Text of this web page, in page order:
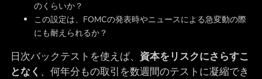
のくらいか？
この設定は、FOMCの発表時やニュースによる急変動の際
にも耐えられるか？
日次バックテストを使えば、 資本をリスクにさらすこ
となく 、何年分もの取引を数週間のテストに凝縮でき